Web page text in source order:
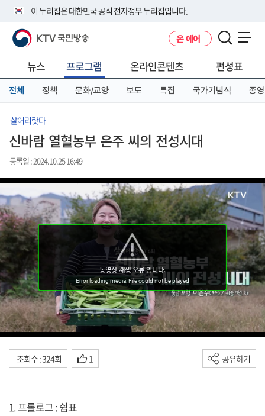
이 누리집은 대한민국 공식 전자정부 누리집입니다.
공식 누리집 주소 확인하기
니다.
이밖에 or.kr 또는 .kr등 다른 도메인 주소를 사용하고 있다면 아래 URL에
서 도메인 주소를 확인해 보세요
KTV 국민방송 온 에어
뉴스 프로그램 온라인콘텐츠 편성표
전체 정책 문화/교양 보도 특집 국가기념식 종영
살어리랏다
신바람 열혈농부 은주 씨의 전성시대
등록일 : 2024.10.25 16:49
조회수 : 324회 1 공유하기
1. 프롤로그 : 쉼표